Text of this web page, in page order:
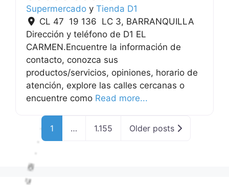
Supermercado y Tienda D1
CL 47 19 136 LC 3, BARRANQUILLA
Dirección y teléfono de D1 EL
CARMEN.Encuentre la información de
contacto, conozca sus
productos/servicios, opiniones, horario de
atención, explore las calles cercanas o
encuentre como Read more...
1 … 1.155 Older posts